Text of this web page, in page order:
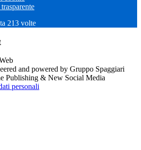
213 volte
and powered by Gruppo Spaggiari
Publishing & New Social Media
personali